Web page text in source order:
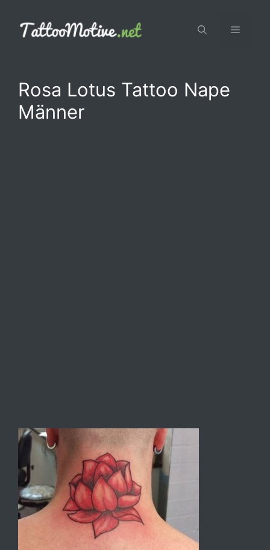
Inhalt
springen
Menü
Rosa Lotus Tattoo Nape
Männer